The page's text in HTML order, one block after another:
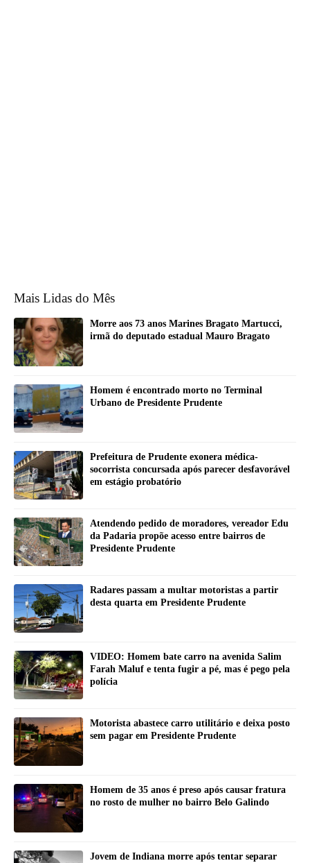
Mais Lidas do Mês
Morre aos 73 anos Marines Bragato Martucci,
irmã do deputado estadual Mauro Bragato
Homem é encontrado morto no Terminal
Urbano de Presidente Prudente
Prefeitura de Prudente exonera médica-
socorrista concursada após parecer desfavorável
em estágio probatório
Atendendo pedido de moradores, vereador Edu
da Padaria propõe acesso entre bairros de
Presidente Prudente
Radares passam a multar motoristas a partir
desta quarta em Presidente Prudente
VIDEO: Homem bate carro na avenida Salim
Farah Maluf e tenta fugir a pé, mas é pego pela
polícia
Motorista abastece carro utilitário e deixa posto
sem pagar em Presidente Prudente
Homem de 35 anos é preso após causar fratura
no rosto de mulher no bairro Belo Galindo
Jovem de Indiana morre após tentar separar